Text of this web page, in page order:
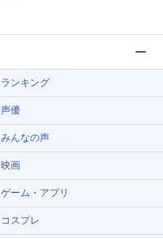
ランキング
声優
みんなの声
映画
ゲーム・アプリ
コスプレ